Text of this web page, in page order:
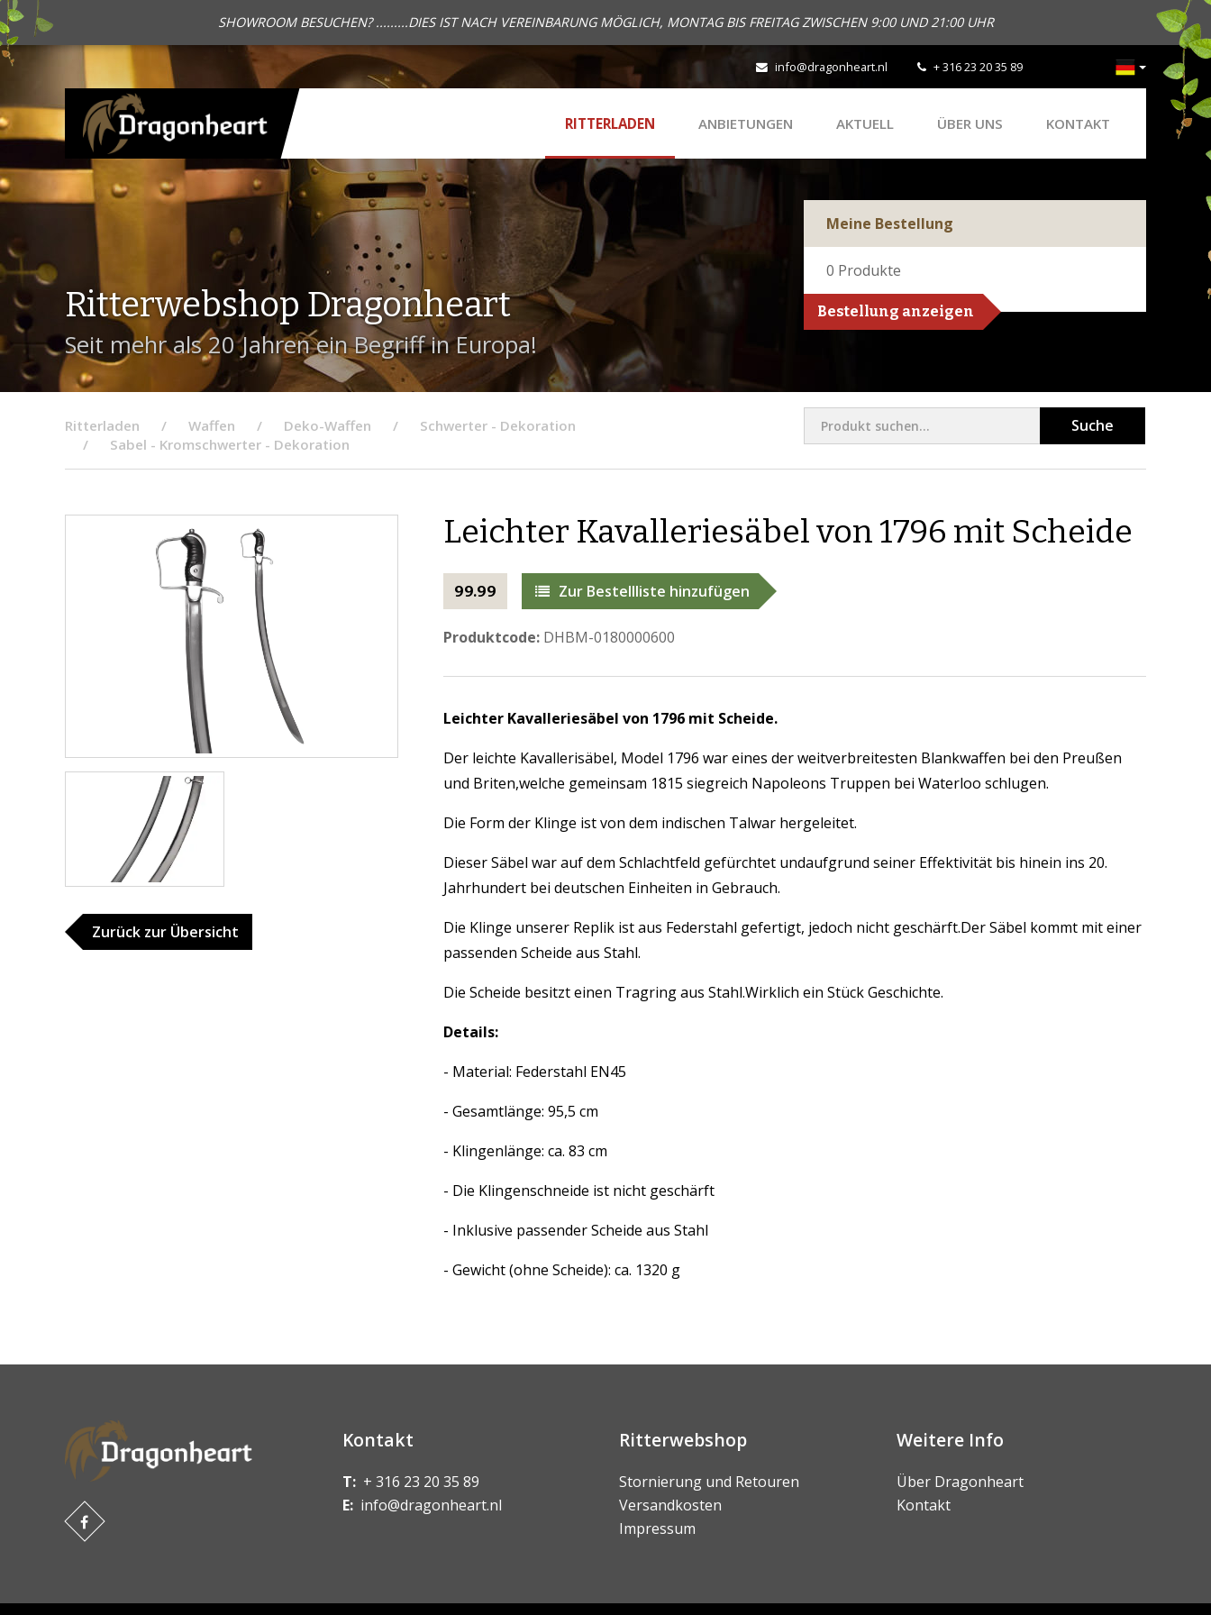
SHOWROOM BESUCHEN? .........DIES IST NACH VEREINBARUNG MÖGLICH, MONTAG BIS FREITAG ZWISCHEN 9:00 UND 21:00 UHR
info@dragonheart.nl + 316 23 20 35 89
RITTERLADEN ANBIETUNGEN AKTUELL ÜBER UNS KONTAKT
Ritterwebshop Dragonheart
Seit mehr als 20 Jahren ein Begriff in Europa!
Meine Bestellung
0 Produkte
Bestellung anzeigen
Ritterladen Waffen Deko-Waffen
Schwerter - Dekoration
Sabel - Kromschwerter - Dekoration
Suche
Zurück zur Übersicht
Leichter Kavalleriesäbel von 1796 mit Scheide
99.99 Zur Bestellliste hinzufügen
Produktcode:DHBM-0180000600
Leichter Kavalleriesäbel von 1796 mit Scheide.
Der leichte Kavallerisäbel, Model 1796 war eines der weitverbreitesten Blankwaffen bei den Preußen
und Briten,welche gemeinsam 1815 siegreich Napoleons Truppen bei Waterloo schlugen.
Die Form der Klinge ist von dem indischen Talwar hergeleitet.
Dieser Säbel war auf dem Schlachtfeld gefürchtet undaufgrund seiner Effektivität bis hinein ins 20.
Jahrhundert bei deutschen Einheiten in Gebrauch.
Die Klinge unserer Replik ist aus Federstahl gefertigt, jedoch nicht geschärft.Der Säbel kommt mit einer
passenden Scheide aus Stahl.
Die Scheide besitzt einen Tragring aus Stahl.Wirklich ein Stück Geschichte.
Details:
- Material: Federstahl EN45
- Gesamtlänge: 95,5 cm
- Klingenlänge: ca. 83 cm
- Die Klingenschneide ist nicht geschärft
- Inklusive passender Scheide aus Stahl
- Gewicht (ohne Scheide): ca. 1320 g
Kontakt
T: + 316 23 20 35 89
E: info@dragonheart.nl
Ritterwebshop
Stornierung und Retouren
Versandkosten
Impressum
Weitere Info
Über Dragonheart
Kontakt